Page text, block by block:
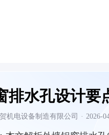
排水孔设计要
机电设备制造有限公司 · 2026-